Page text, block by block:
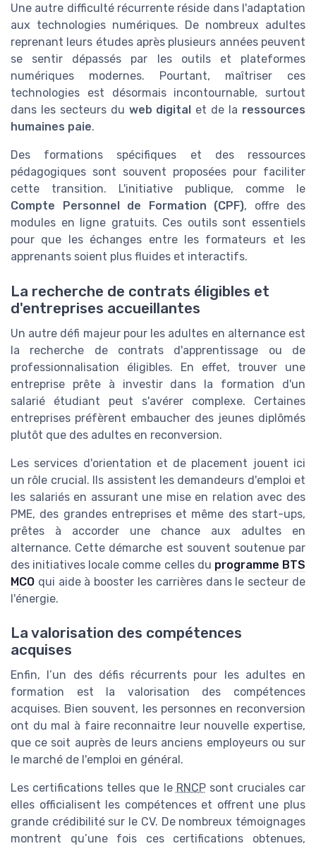
Une autre difficulté récurrente réside dans l'adaptation
aux technologies numériques. De nombreux adultes
reprenant leurs études après plusieurs années peuvent
se sentir dépassés par les outils et plateformes
numériques modernes. Pourtant, maîtriser ces
technologies est désormais incontournable, surtout
dans les secteurs du web digital et de la ressources
humaines paie.
Des formations spécifiques et des ressources
pédagogiques sont souvent proposées pour faciliter
cette transition. L'initiative publique, comme le
Compte Personnel de Formation (CPF), offre des
modules en ligne gratuits. Ces outils sont essentiels
pour que les échanges entre les formateurs et les
apprenants soient plus fluides et interactifs.
La recherche de contrats éligibles et
d'entreprises accueillantes
Un autre défi majeur pour les adultes en alternance est
la recherche de contrats d'apprentissage ou de
professionnalisation éligibles. En effet, trouver une
entreprise prête à investir dans la formation d'un
salarié étudiant peut s'avérer complexe. Certaines
entreprises préfèrent embaucher des jeunes diplômés
plutôt que des adultes en reconversion.
Les services d'orientation et de placement jouent ici
un rôle crucial. Ils assistent les demandeurs d'emploi et
les salariés en assurant une mise en relation avec des
PME, des grandes entreprises et même des start-ups,
prêtes à accorder une chance aux adultes en
alternance. Cette démarche est souvent soutenue par
des initiatives locale comme celles du programme BTS
MCO qui aide à booster les carrières dans le secteur de
l'énergie.
La valorisation des compétences
acquises
Enfin, l’un des défis récurrents pour les adultes en
formation est la valorisation des compétences
acquises. Bien souvent, les personnes en reconversion
ont du mal à faire reconnaitre leur nouvelle expertise,
que ce soit auprès de leurs anciens employeurs ou sur
le marché de l'emploi en général.
Les certifications telles que le RNCPsont cruciales car
elles officialisent les compétences et offrent une plus
grande crédibilité sur le CV. De nombreux témoignages
montrent qu’une fois ces certifications obtenues,